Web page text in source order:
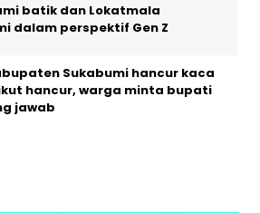
batik dan Lokatmala
dalam perspektif Gen Z
Sukabumi hancur kaca
hancur, warga minta bupati
jawab